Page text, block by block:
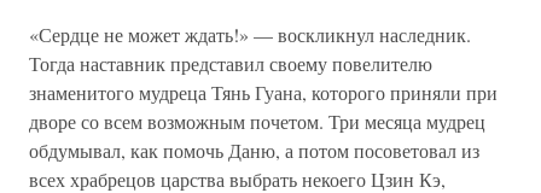
«Сердце не может ждать!» — воскликнул наследник.
Тогда на­ставник представил своему повелителю
знаменитого мудреца Тянь Гуана, которого приняли при
дворе со всем возможным почетом. Три месяца мудрец
обдумывал, как помочь Даню, а потом посоветовал из
всех храбрецов царства выбрать некоего Цзин Кэ,